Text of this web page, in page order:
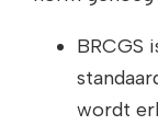
BRCGS
wordt